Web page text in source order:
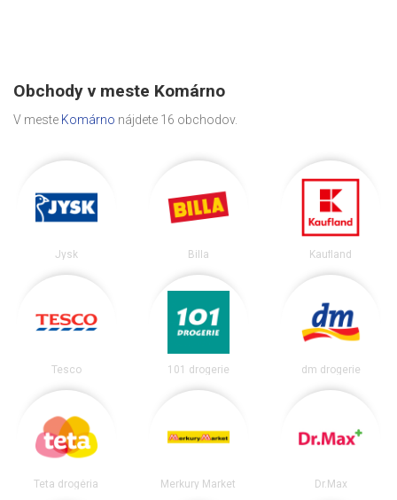
Obchody v meste Komárno
V meste Komárno nájdete 16 obchodov.
Jysk Billa Kaufland
Tesco 101 drogerie dm drogerie
Teta drogéria Merkury Market Dr.Max